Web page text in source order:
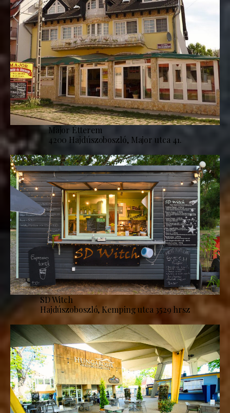
Major Étterem
4200 Hajdúszoboszló, Major utca 41.
SD Witch
Hajdúszoboszló, Kemping utca 3529 hrsz